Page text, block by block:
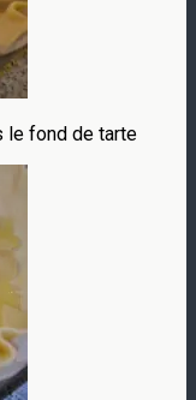
le fond de tarte